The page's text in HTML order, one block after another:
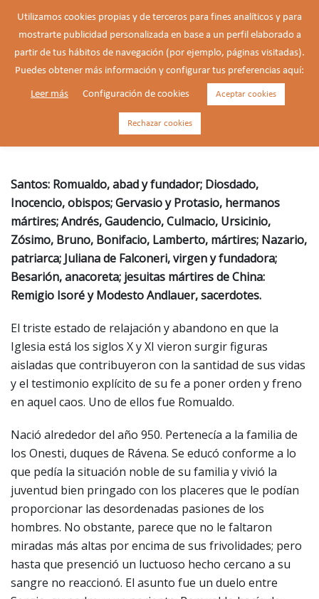
Romualdo, abad fundador de
los camaldulenses († 1027)
Santos: Romualdo, abad y fundador; Diosdado,
Inocencio, obispos; Gervasio y Protasio, hermanos
mártires; Andrés, Gaudencio, Culmacio, Ursicinio,
Zósimo, Bruno, Bonifacio, Lamberto, mártires; Nazario,
patriarca; Juliana de Falconeri, virgen y fundadora;
Besarión, anacoreta; jesuitas mártires de China:
Remigio Isoré y Modesto Andlauer, sacerdotes.
El triste estado de relajación y abandono en que la
Iglesia está los siglos X y XI vieron surgir figuras
aisladas que contribuyeron con la santidad de sus vidas
y el testimonio explícito de su fe a poner orden y freno
en aquel caos. Uno de ellos fue Romualdo.
Nació alrededor del año 950. Pertenecía a la familia de
los Onesti, duques de Rávena. Se educó conforme a lo
que pedía la situación noble de su familia y vivió la
juventud bien pringado con los placeres que le podían
proporcionar las desordenadas pasiones de los
hombres. No obstante, parece que no le faltaron
miradas más altas por encima de sus frivolidades; pero
hasta que presenció un luctuoso hecho cercano a su
sangre no reaccionó. El asunto fue un duelo entre
Utilizamos cookies propias y de terceros para fines analíticos y para
mostrarte publicidad personalizada en base a un perfil elaborado a
partir de tus hábitos de navegación (por ejemplo, páginas visitadas).
Puedes obtener más información y configurar tus preferencias aquí:
Leer más Configuración de cookies Aceptar cookies
Rechazar cookies